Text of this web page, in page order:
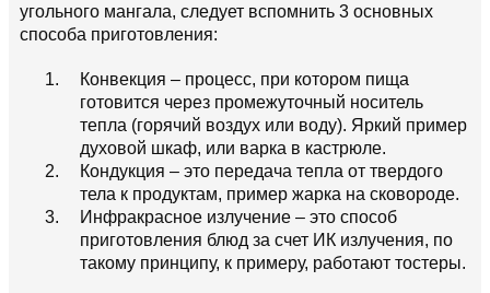
угольного мангала, следует вспомнить 3 основных
способа приготовления:
Конвекция – процесс, при котором пища
готовится через промежуточный носитель
тепла (горячий воздух или воду). Яркий пример
духовой шкаф, или варка в кастрюле.
Кондукция – это передача тепла от твердого
тела к продуктам, пример жарка на сковороде.
Инфракрасное излучение – это способ
приготовления блюд за счет ИК излучения, по
такому принципу, к примеру, работают тостеры.